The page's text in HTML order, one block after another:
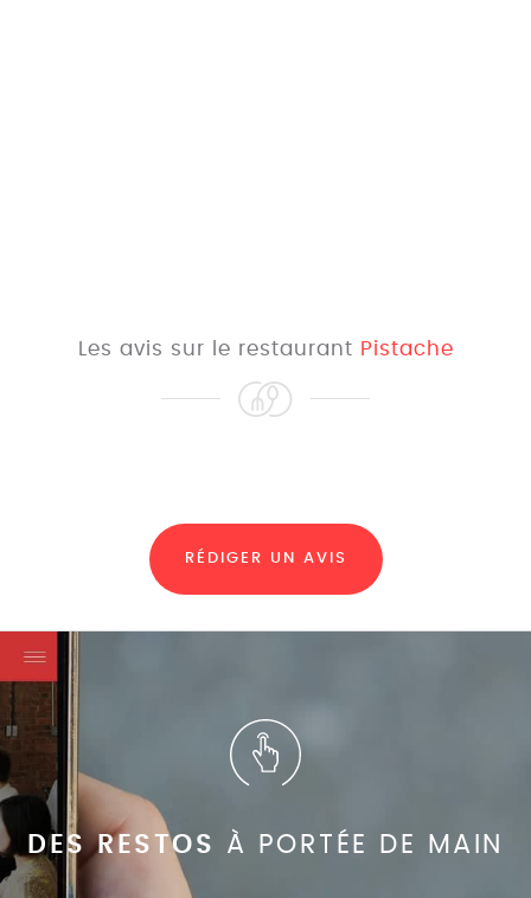
Les avis sur le restaurant Pistache
RÉDIGER UN AVIS
DES RESTOS À PORTÉE DE MAIN